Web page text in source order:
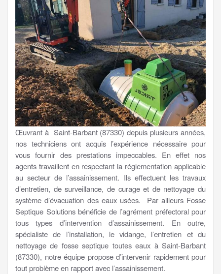
Œuvrant à Saint-Barbant (87330) depuis plusieurs années,
nos techniciens ont acquis l’expérience nécessaire pour
vous fournir des prestations impeccables. En effet nos
agents travaillent en respectant la réglementation applicable
au secteur de l’assainissement. Ils effectuent les travaux
d’entretien, de surveillance, de curage et de nettoyage du
système d’évacuation des eaux usées. Par ailleurs Fosse
Septique Solutions bénéficie de l’agrément préfectoral pour
tous types d’intervention d’assainissement. En outre,
spécialiste de l’installation, le vidange, l’entretien et du
nettoyage de fosse septique toutes eaux à Saint-Barbant
(87330), notre équipe propose d’intervenir rapidement pour
tout problème en rapport avec l’assainissement.